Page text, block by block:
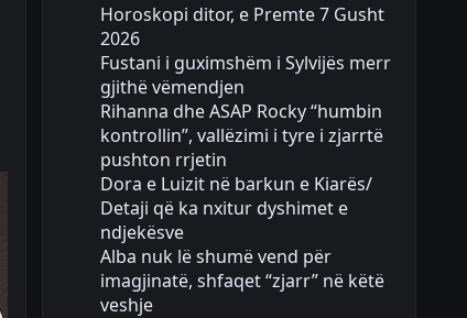
Horoskopi ditor, e Premte 7 Gusht
2026
Fustani i guximshëm i Sylvijës merr
gjithë vëmendjen
Rihanna dhe ASAP Rocky “humbin
kontrollin”, vallëzimi i tyre i zjarrtë
pushton rrjetin
Dora e Luizit në barkun e Kiarës/
Detaji që ka nxitur dyshimet e
ndjekësve
Alba nuk lë shumë vend për
imagjinatë, shfaqet “zjarr” në këtë
veshje